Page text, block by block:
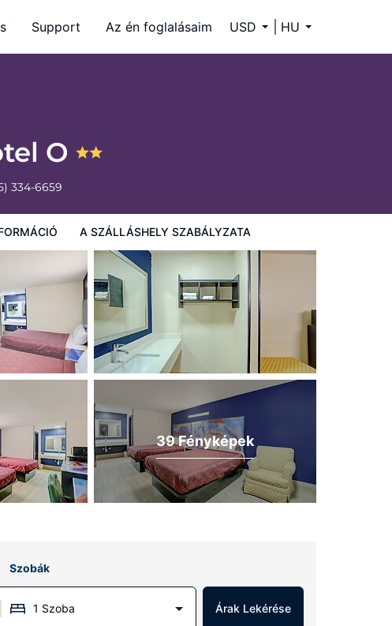
Support Az én foglalásaim USD HU
O
334-6659
A SZÁLLÁSHELY SZABÁLYZATA
39 Fényképek
Szobák
1 Szoba Árak Lekérése